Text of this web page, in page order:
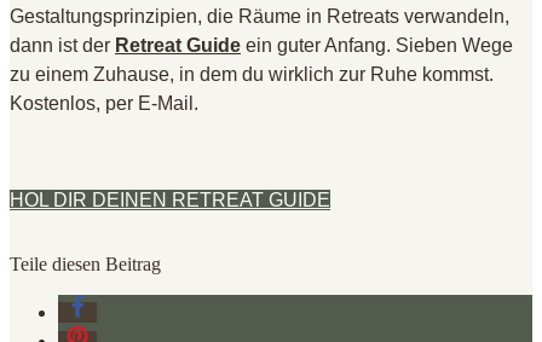
Gestaltungsprinzipien, die Räume in Retreats verwandeln,
dann ist der Retreat Guide ein guter Anfang. Sieben Wege
zu einem Zuhause, in dem du wirklich zur Ruhe kommst.
Kostenlos, per E-Mail.
HOL DIR DEINEN RETREAT GUIDE
Teile diesen Beitrag